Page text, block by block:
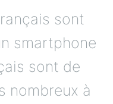
sont
smartphone
sont de
nombreux à